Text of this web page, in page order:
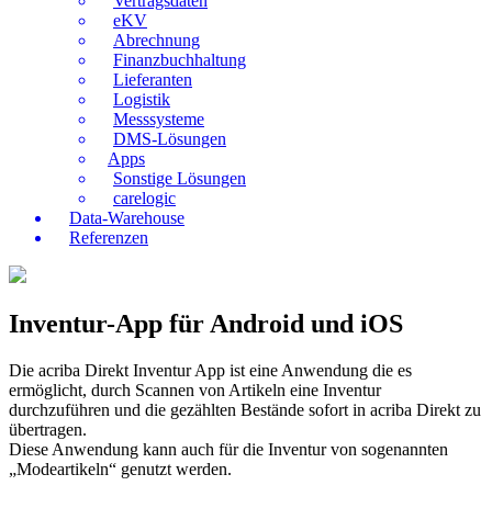
eKV
Abrechnung
Finanzbuchhaltung
Lieferanten
Logistik
Messsysteme
DMS-Lösungen
Apps
Sonstige Lösungen
carelogic
Data-Warehouse
Referenzen
Inventur-App für Android und iOS
Die acriba Direkt Inventur App ist eine Anwendung die es
ermöglicht, durch Scannen von Artikeln eine Inventur
durchzuführen und die gezählten Bestände sofort in acriba Direkt zu
übertragen.
Diese Anwendung kann auch für die Inventur von sogenannten
„Modeartikeln“ genutzt werden.